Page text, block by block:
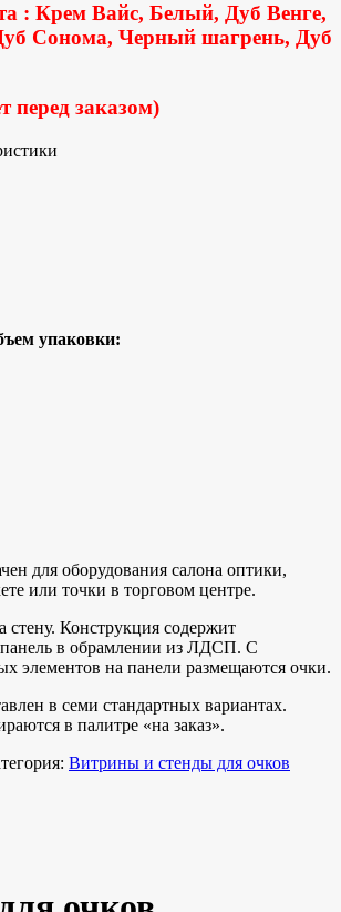
: Крем Вайс, Белый, Дуб Венге,
Сонома, Черный шагрень, Дуб
перед заказом)
упаковки:
для оборудования салона оптики,
или точки в торговом центре.
стену. Конструкция содержит
в обрамлении из ЛДСП. С
элементов на панели размещаются очки.
в семи стандартных вариантах.
в палитре «на заказ».
Витрины и стенды для очков